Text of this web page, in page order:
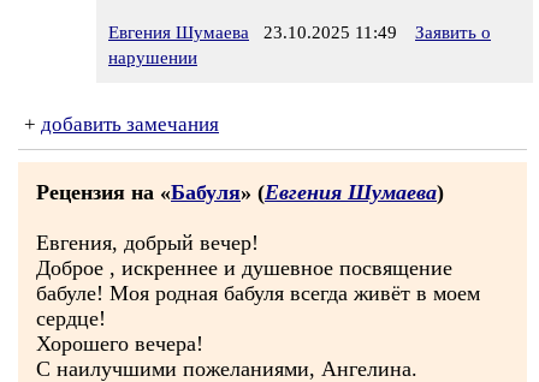
Евгения Шумаева 23.10.2025 11:49
Заявить о
нарушении
+ добавить замечания
Рецензия на «Бабуля» (Евгения Шумаева)
Евгения, добрый вечер!
Доброе , искреннее и душевное посвящение
бабуле! Моя родная бабуля всегда живёт в моем
сердце!
Хорошего вечера!
С наилучшими пожеланиями, Ангелина.